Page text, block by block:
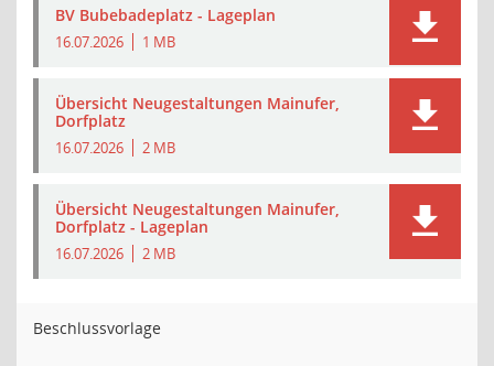
BV Bubebadeplatz - Lageplan
16.07.2026 1 MB
Übersicht Neugestaltungen Mainufer,
Dorfplatz
16.07.2026 2 MB
Übersicht Neugestaltungen Mainufer,
Dorfplatz - Lageplan
16.07.2026 2 MB
Beschlussvorlage